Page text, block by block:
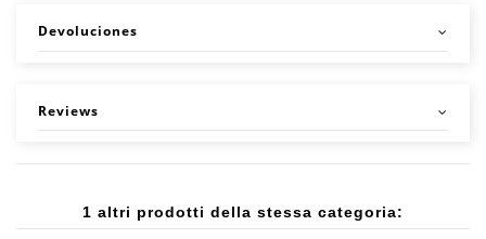
Devoluciones
Reviews
1 altri prodotti della stessa categoria: